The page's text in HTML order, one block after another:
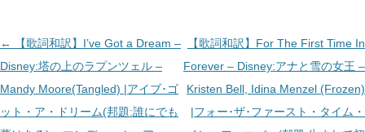
投
稿
ナ
ビ
←
【歌詞和訳】I’ve Got a Dream –
Disney:塔の上のラプンツェル –
Mandy Moore(Tangled) |アイブ･ゴ
ット・ア・ドリーム(邦題:誰にでも
【歌詞和訳】For The First Time In
Forever – Disney:アナと雪の女王 –
Kristen Bell, Idina Menzel (Frozen)
|フォー･ザ･ファースト・タイム・